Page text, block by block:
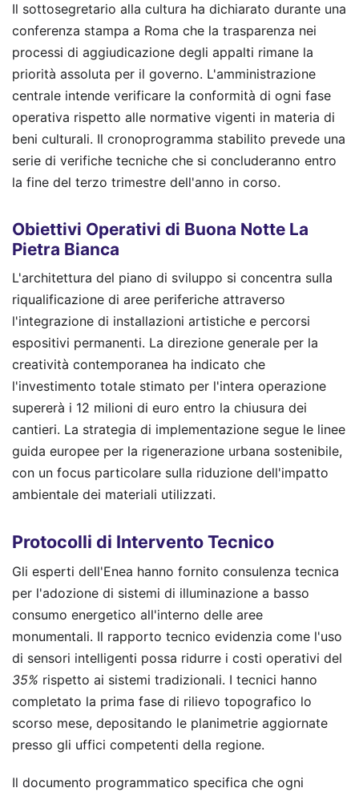
Il sottosegretario alla cultura ha dichiarato durante una
conferenza stampa a Roma che la trasparenza nei
processi di aggiudicazione degli appalti rimane la
priorità assoluta per il governo. L'amministrazione
centrale intende verificare la conformità di ogni fase
operativa rispetto alle normative vigenti in materia di
beni culturali. Il cronoprogramma stabilito prevede una
serie di verifiche tecniche che si concluderanno entro
la fine del terzo trimestre dell'anno in corso.
Obiettivi Operativi di Buona Notte La
Pietra Bianca
L'architettura del piano di sviluppo si concentra sulla
riqualificazione di aree periferiche attraverso
l'integrazione di installazioni artistiche e percorsi
espositivi permanenti. La direzione generale per la
creatività contemporanea ha indicato che
l'investimento totale stimato per l'intera operazione
supererà i 12 milioni di euro entro la chiusura dei
cantieri. La strategia di implementazione segue le linee
guida europee per la rigenerazione urbana sostenibile,
con un focus particolare sulla riduzione dell'impatto
ambientale dei materiali utilizzati.
Protocolli di Intervento Tecnico
Gli esperti dell'Enea hanno fornito consulenza tecnica
per l'adozione di sistemi di illuminazione a basso
consumo energetico all'interno delle aree
monumentali. Il rapporto tecnico evidenzia come l'uso
di sensori intelligenti possa ridurre i costi operativi del
35% rispetto ai sistemi tradizionali. I tecnici hanno
completato la prima fase di rilievo topografico lo
scorso mese, depositando le planimetrie aggiornate
presso gli uffici competenti della regione.
Il documento programmatico specifica che ogni